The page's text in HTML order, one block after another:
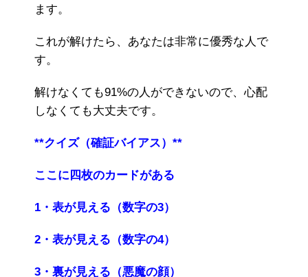
ます。
これが解けたら、あなたは非常に優秀な人で
す。
解けなくても91%の人ができないので、心配
しなくても大丈夫です。
**クイズ（確証バイアス）**
ここに四枚のカードがある
1・表が見える（数字の3）
2・表が見える（数字の4）
3・裏が見える（悪魔の顔）